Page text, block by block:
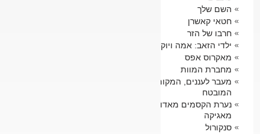
השם שלך
חטאי קאשרן
חרבו של הזר
ילדי הזאב: אמה ויוקי
מאקרוס אפס
מחברת המוות
מעבר לעננים, המקום
המובטח
נערת הקסמים מאדוקה
מאגיקה
סנקורול